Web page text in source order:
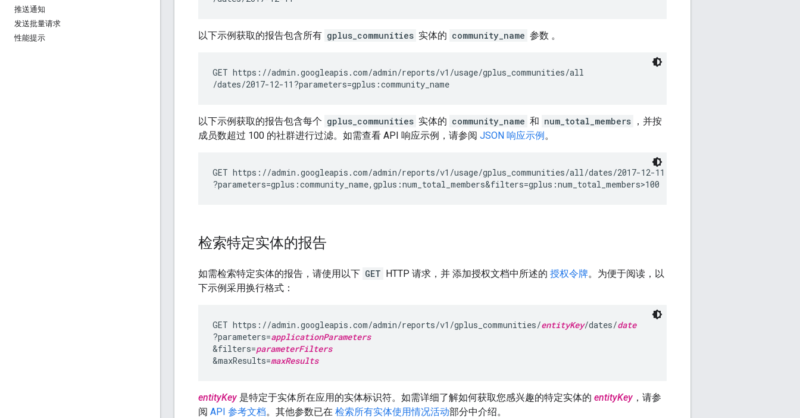
推送通知
发送批量请求
性能提示
以下示例获取的报告包含所有 gplus_communities 实体的 community_name 参数 。
GET https://admin.googleapis.com/admin/reports/v1/usage/gplus_communities/all
以下示例获取的报告包含每个 gplus_communities 实体的 community_name 和 num_total_members ，并按
成员数超过 100 的社群进行过滤。如需查看 API 响应示例，请参阅 JSON 响应示例。
GET https://admin.googleapis.com/admin/reports/v1/usage/gplus_communities/all/dates/2017-12-11
检索特定实体的报告
如需检索特定实体的报告，请使用以下 GET HTTP 请求，并 添加授权文档中所述的 授权令牌。为便于阅读，以
下示例采用换行格式：
GET https://admin.googleapis.com/admin/reports/v1/gplus_communities/entityKey/dates/date
?parameters=applicationParameters
&filters=parameterFilters
&maxResults=maxResults
entityKey 是特定于实体所在应用的实体标识符。如需详细了解如何获取您感兴趣的特定实体的 entityKey ，请参
阅 API 参考文档。其他参数已在 检索所有实体使用情况活动部分中介绍。